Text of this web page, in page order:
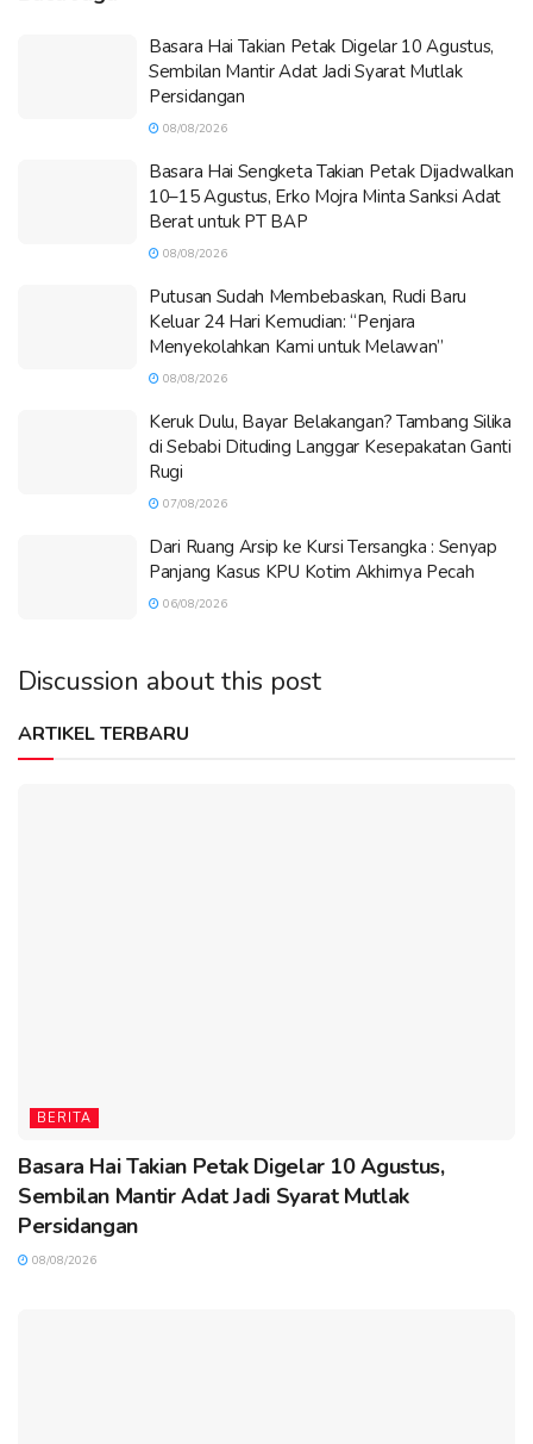
Basara Hai Takian Petak Digelar 10 Agustus,
Sembilan Mantir Adat Jadi Syarat Mutlak
Persidangan
08/08/2026
Basara Hai Sengketa Takian Petak Dijadwalkan
10–15 Agustus, Erko Mojra Minta Sanksi Adat
Berat untuk PT BAP
08/08/2026
Putusan Sudah Membebaskan, Rudi Baru
Keluar 24 Hari Kemudian: “Penjara
Menyekolahkan Kami untuk Melawan”
08/08/2026
Keruk Dulu, Bayar Belakangan? Tambang Silika
di Sebabi Dituding Langgar Kesepakatan Ganti
Rugi
07/08/2026
Dari Ruang Arsip ke Kursi Tersangka : Senyap
Panjang Kasus KPU Kotim Akhirnya Pecah
06/08/2026
Discussion about this post
ARTIKEL TERBARU
BERITA
Basara Hai Takian Petak Digelar 10 Agustus,
Sembilan Mantir Adat Jadi Syarat Mutlak
Persidangan
08/08/2026